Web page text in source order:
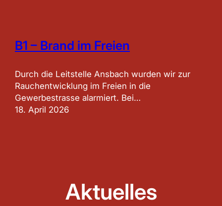
B1 – Brand im Freien
Durch die Leitstelle Ansbach wurden wir zur
Rauchentwicklung im Freien in die
Gewerbestrasse alarmiert. Bei…
18. April 2026
Aktuelles